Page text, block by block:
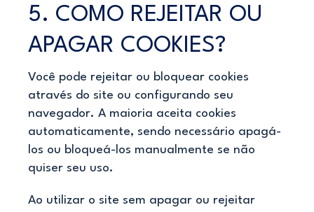
5. COMO REJEITAR OU
APAGAR COOKIES?
Você pode rejeitar ou bloquear cookies
através do site ou configurando seu
navegador. A maioria aceita cookies
automaticamente, sendo necessário apagá-
los ou bloqueá-los manualmente se não
quiser seu uso.
Ao utilizar o site sem apagar ou rejeitar